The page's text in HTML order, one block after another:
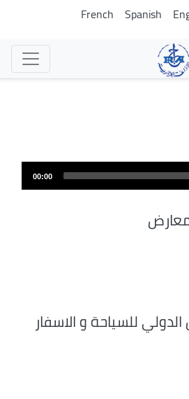
تجاوز
Spanish
French
00:00
للسياحة و الاسفار